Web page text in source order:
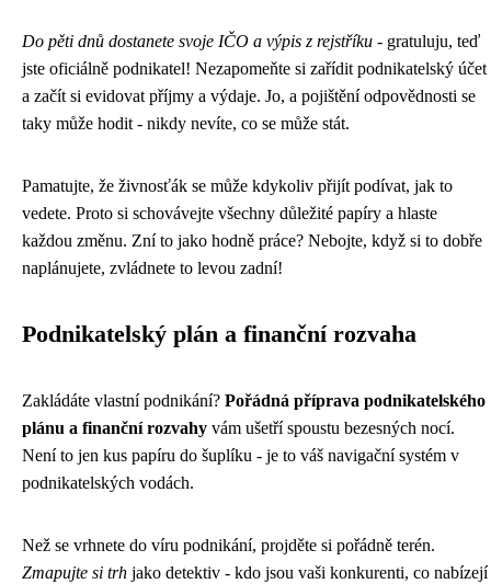
Do pěti dnů dostanete svoje IČO a výpis z rejstříku - gratuluju, teď
jste oficiálně podnikatel! Nezapomeňte si zařídit podnikatelský účet
a začít si evidovat příjmy a výdaje. Jo, a pojištění odpovědnosti se
taky může hodit - nikdy nevíte, co se může stát.
Pamatujte, že živnosťák se může kdykoliv přijít podívat, jak to
vedete. Proto si schovávejte všechny důležité papíry a hlaste
každou změnu. Zní to jako hodně práce? Nebojte, když si to dobře
naplánujete, zvládnete to levou zadní!
Podnikatelský plán a finanční rozvaha
Zakládáte vlastní podnikání? Pořádná příprava podnikatelského
plánu a finanční rozvahy vám ušetří spoustu bezesných nocí.
Není to jen kus papíru do šuplíku - je to váš navigační systém v
podnikatelských vodách.
Než se vrhnete do víru podnikání, projděte si pořádně terén.
Zmapujte si trh jako detektiv - kdo jsou vaši konkurenti, co nabízejí